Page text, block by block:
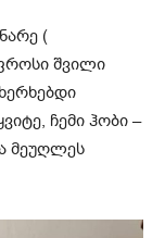
(
შვილი
ჩემი ჰობი –
მეუღლეს